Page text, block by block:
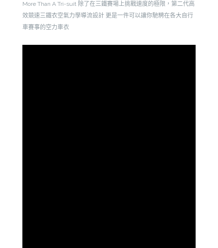
More Than A Tri-suit 除了在三鐵賽場上挑戰速度的極限，第二代高
效競速三鐵衣空氣力學導流設計 更是一件可以讓你馳騁在各大自行
車賽事的空力車衣